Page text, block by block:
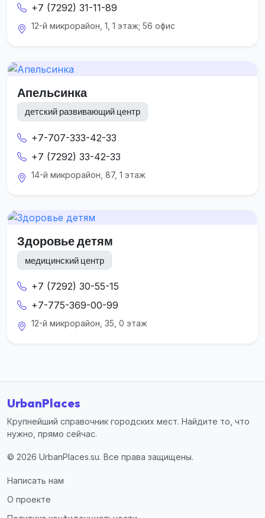
+7 (7292) 31-11-89
12-й микрорайон, 1, 1 этаж; 56 офис
Апельсинка
детский развивающий центр
+7-707-333-42-33
+7 (7292) 33-42-33
14-й микрорайон, 87, 1 этаж
Здоровье детям
медицинский центр
+7 (7292) 30-55-15
+7-775-369-00-99
12-й микрорайон, 35, 0 этаж
UrbanPlaces
Крупнейший справочник городских мест. Найдите то, что
нужно, прямо сейчас.
© 2026 UrbanPlaces.su. Все права защищены.
Написать нам
О проекте